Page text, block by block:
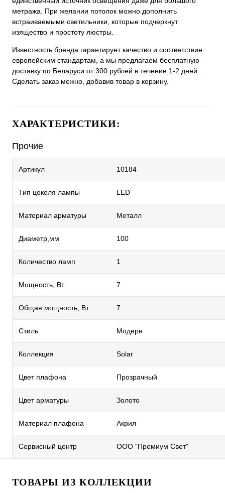
метража. При желании потолок можно дополнить
встраиваемыми светильники, которые подчеркнут
изящество и простоту люстры.
Известность бренда гарантирует качество и соответствие
европейским стандартам, а мы предлагаем бесплатную
доставку по Беларуси от 300 рублей в течение 1-2 дней.
Сделать заказ можно, добавив товар в корзину.
ХАРАКТЕРИСТИКИ:
Прочие
Артикул 10184
Тип цоколя лампы LED
Материал арматуры Металл
Диаметр,мм 100
Количество ламп 1
Мощность, Вт 7
Общая мощность, Вт 7
Стиль Модерн
Коллекция Solar
Цвет плафона Прозрачный
Цвет арматуры Золото
Материал плафона Акрил
Сервисный центр ООО "Премиум Свет"
ТОВАРЫ ИЗ КОЛЛЕКЦИИ